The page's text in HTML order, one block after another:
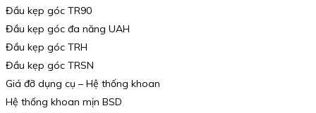
Đầu kẹp góc TR90
Đầu kẹp góc đa năng UAH
Đầu kẹp góc TRH
Đầu kẹp góc TRSN
Giá đỡ dụng cụ – Hệ thống khoan
Hệ thống khoan mịn BSD